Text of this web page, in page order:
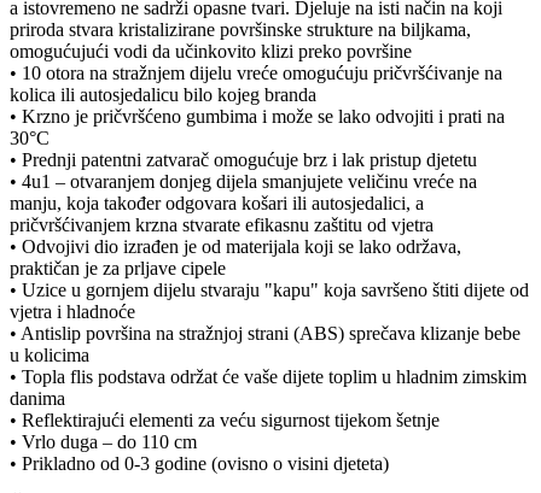
a istovremeno ne sadrži opasne tvari. Djeluje na isti način na koji
priroda stvara kristalizirane površinske strukture na biljkama,
omogućujući vodi da učinkovito klizi preko površine
• 10 otora na stražnjem dijelu vreće omogućuju pričvršćivanje na
kolica ili autosjedalicu bilo kojeg branda
• Krzno je pričvršćeno gumbima i može se lako odvojiti i prati na
30°C
• Prednji patentni zatvarač omogućuje brz i lak pristup djetetu
• 4u1 – otvaranjem donjeg dijela smanjujete veličinu vreće na
manju, koja također odgovara košari ili autosjedalici, a
pričvršćivanjem krzna stvarate efikasnu zaštitu od vjetra
• Odvojivi dio izrađen je od materijala koji se lako održava,
praktičan je za prljave cipele
• Uzice u gornjem dijelu stvaraju "kapu" koja savršeno štiti dijete od
vjetra i hladnoće
• Antislip površina na stražnjoj strani (ABS) sprečava klizanje bebe
u kolicima
• Topla flis podstava održat će vaše dijete toplim u hladnim zimskim
danima
• Reflektirajući elementi za veću sigurnost tijekom šetnje
• Vrlo duga – do 110 cm
• Prikladno od 0-3 godine (ovisno o visini djeteta)